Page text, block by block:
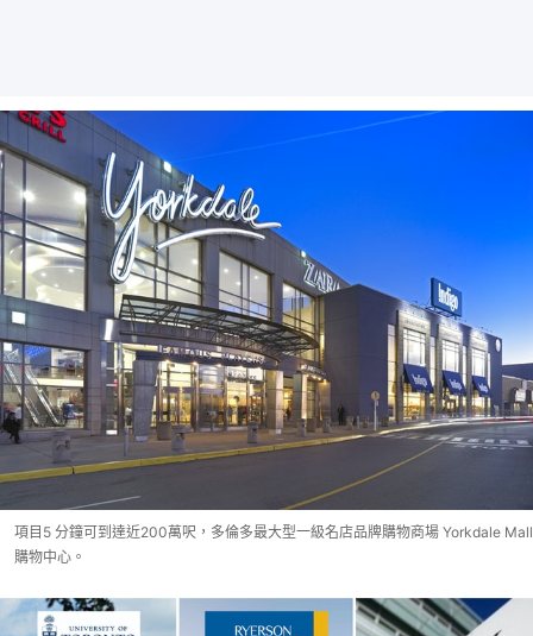
項目5 分鐘可到達近200萬呎，多倫多最大型一級名店品牌購物商場 Yorkdale Mall
購物中心。